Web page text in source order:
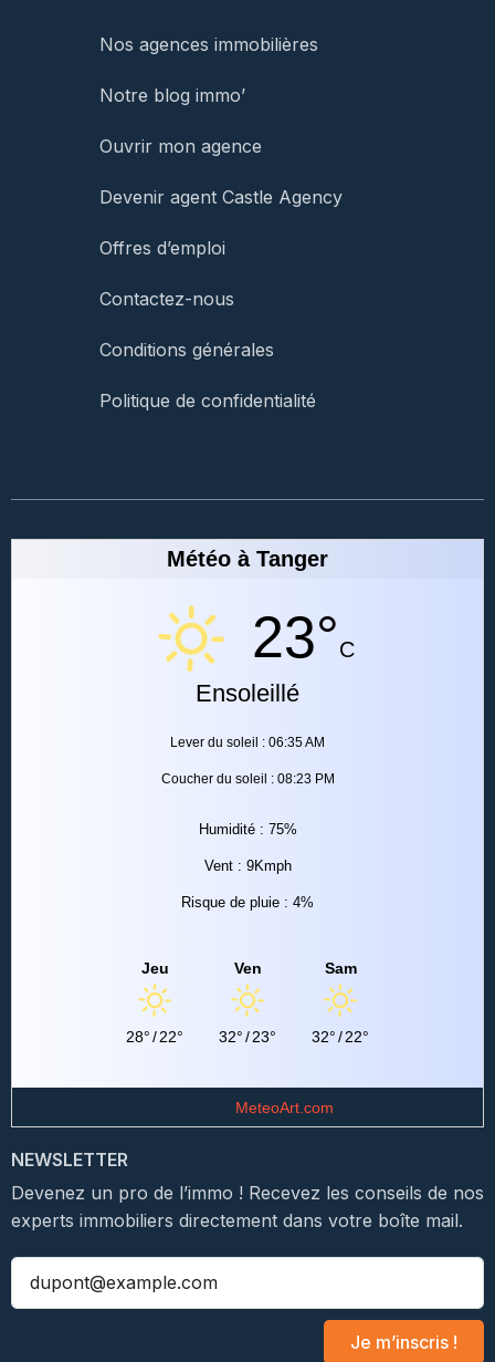
Nos agences immobilières
Notre blog immo’
Ouvrir mon agence
Devenir agent Castle Agency
Offres d’emploi
Contactez-nous
Conditions générales
Politique de confidentialité
Météo à Tanger
23°C
Ensoleillé
Lever du soleil : 06:35 AM
Coucher du soleil : 08:23 PM
Humidité : 75%
Vent : 9Kmph
Risque de pluie : 4%
Jeu
28°/22°
Ven
32°/23°
Sam
32°/22°
MeteoArt.com
NEWSLETTER
Devenez un pro de l’immo ! Recevez les conseils de nos
experts immobiliers directement dans votre boîte mail.
Je m’inscris !